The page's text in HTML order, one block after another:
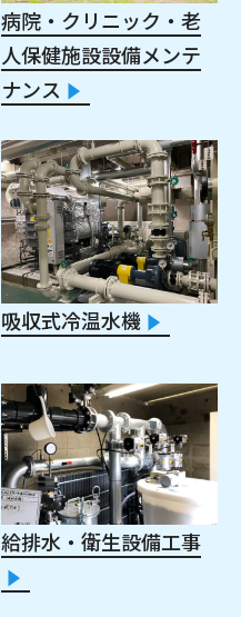
病院・クリニック・老
人保健施設設備メンテ
ナンス
吸収式冷温水機
給排水・衛生設備工事